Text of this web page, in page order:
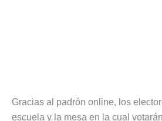
Gracias al padrón online, los
escuela y la mesa en la cual